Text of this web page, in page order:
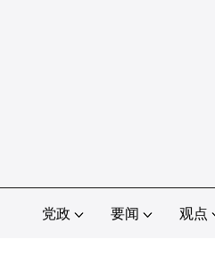
党政 要闻 观点